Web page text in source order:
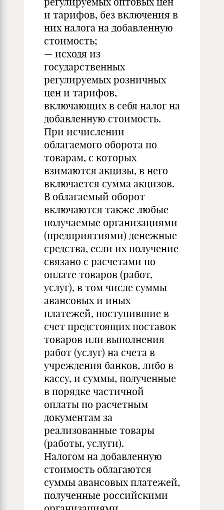
и тарифов, без включения в
них налога на добавленную
стоимость;
— исходя из
государственных
регулируемых розничных
цен и тарифов,
включающих в себя налог на
добавленную стоимость.
При исчислении
облагаемого оборота по
товарам, с которых
взимаются акцизы, в него
включается сумма акцизов.
В облагаемый оборот
включаются также любые
получаемые организациями
(предприятиями) денежные
средства, если их получение
связано с расчетами по
оплате товаров (работ,
услуг), в том числе суммы
авансовых и иных
платежей, поступившие в
счет предстоящих поставок
товаров или выполнения
работ (услуг) на счета в
учреждения банков, либо в
кассу, и суммы, полученные
в порядке частичной
оплаты по расчетным
документам за
реализованные товары
(работы, услуги).
Налогом на добавленную
стоимость облагаются
суммы авансовых платежей,
полученные российскими